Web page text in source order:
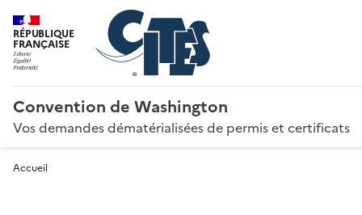
RÉPUBLIQUE
FRANÇAISE
Convention de Washington
Vos demandes dématérialisées de permis et certificats
Accueil